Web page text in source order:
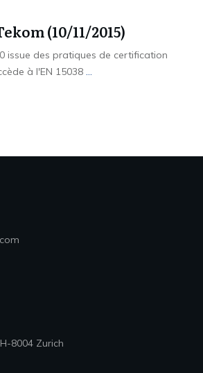
(10/11/2015)
issue des pratiques de certification
à l'EN 15038 ...
8004 Zurich